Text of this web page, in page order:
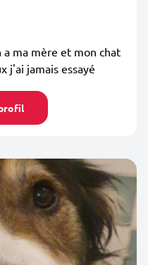
a ma mère et mon chat
j'ai jamais essayé